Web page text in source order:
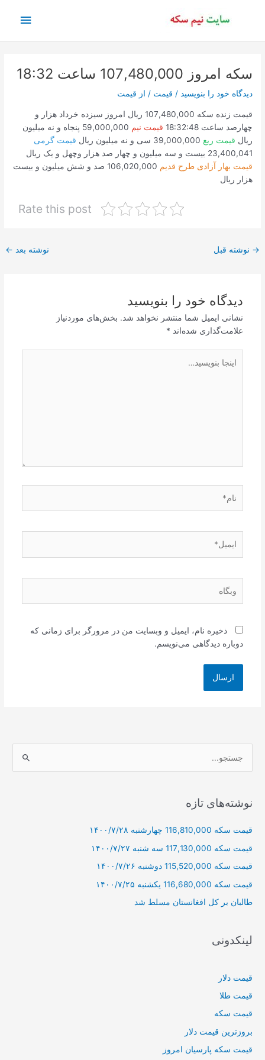
اصلی
سکه امروز 107,480,000 ساعت 18:32
دیدگاه‌ خود را بنویسید / قیمت / از قیمت
قیمت زنده سکه 107,480,000 ریال امروز سیزده خرداد هزار و
چهارصد ساعت 18:32:48
قیمت نیم
59,000,000 پنجاه و نه میلیون
ریال قیمت ربع 39,000,000 سی و نه میلیون ریال
قیمت گرمی
23,400,041 بیست و سه میلیون و چهار صد هزار وچهل و یک ریال
قیمت بهار آزادی طرح قدیم
106,020,000 صد و شش میلیون و بیست
هزار ریال
Rate this post
پیمایش
→ نوشته قبل نوشته بعد ←
دیدگاه‌ خود را بنویسید
نشانی ایمیل شما منتشر نخواهد شد. بخش‌های موردنیاز
علامت‌گذاری شده‌اند *
بنویسید…
ذخیره نام، ایمیل و وبسایت من در مرورگر برای زمانی که
دوباره دیدگاهی می‌نویسم.
ب
ر
ا
نوشته‌های تازه
قیمت سکه 116,810,000 چهارشنبه ۱۴۰۰/۷/۲۸
قیمت سکه 117,130,000 سه شنبه ۱۴۰۰/۷/۲۷
قیمت سکه 115,520,000 دوشنبه ۱۴۰۰/۷/۲۶
قیمت سکه 116,680,000 یکشنبه ۱۴۰۰/۷/۲۵
طالبان بر كل افغانستان مسلط شد
لینکدونی
قیمت دلار
قیمت طلا
قیمت سکه
بروزترین قیمت دلار
قیمت سکه پارسیان امروز